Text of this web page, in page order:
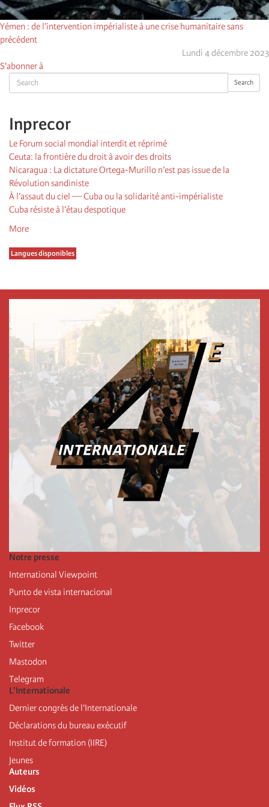
Search Search
Inprecor
Le Forum social mondial interdit et réprimé
Ceuta: la frontière du droit à avoir des droits
Nicaragua : La dictature Ortega-Murillo n’est pas issue de la
Révolution sandiniste
À l’assaut du ciel — Cuba ou la solidarité anti-impérialiste
Cuba résiste à l’étau despotique
More
Langues disponibles
Yémen : de l’intervention impérialiste à une crise humanitaire sans
précédent
Lundi 4 décembre 2023
S'abonner à
Notre presse
International Viewpoint
Punto de vista internacional
Inprecor
Facebook
Twitter
Mastodon
Telegram
L’Internationale
Dernier congrès de l’Internationale
Déclarations du bureau exécutif
Institut de formation (IIRE)
Jeunes
Auteurs
Vidéos